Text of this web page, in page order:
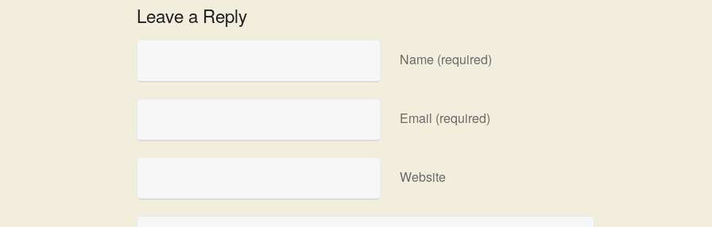
Leave a Reply
Name (required)
Email (required)
Website